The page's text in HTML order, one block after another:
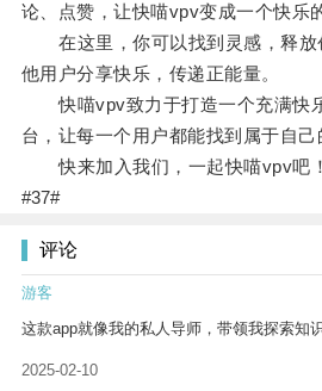
论、点赞，让快喵vpv变成一个快乐
在这里，你可以找到灵感，释放
他用户分享快乐，传递正能量。
快喵vpv致力于打造一个充满快
台，让每一个用户都能找到属于自己
快来加入我们，一起快喵vpv吧！
#37#
评论
游客
这款app就像我的私人导师，带领我探索知
2025-02-10